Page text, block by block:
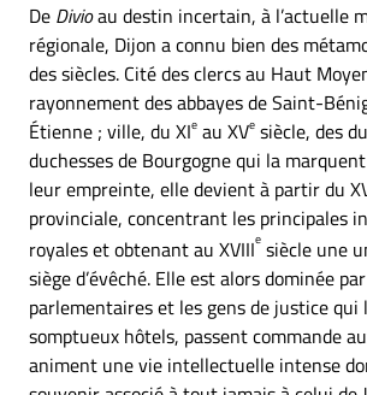
De Divioau destin incertain, à l’actuelle
régionale, Dijon a connu bien des
des siècles. Cité des clercs au Haut
rayonnement des abbayes de Saint-
Étienne ; ville, du XIe au XVe siècle, des
duchesses de Bourgogne qui la
leur empreinte, elle devient à partir du
provinciale, concentrant les principales
royales et obtenant au XVIIIe siècle une
siège d’évêché. Elle est alors dominée
parlementaires et les gens de justice qui
somptueux hôtels, passent commande
animent une vie intellectuelle intense